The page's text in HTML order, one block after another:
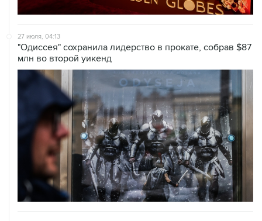
27 июля, 04:13
"Одиссея" сохранила лидерство в прокате, собрав $87
млн во второй уикенд